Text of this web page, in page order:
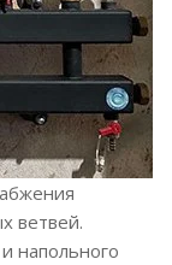
ветвей.
напольного